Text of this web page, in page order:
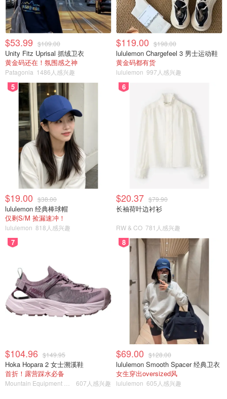
$53.99 $109.00
Unity Fitz Uprisal 抓绒卫衣
黄金码还在！氛围感之神
Patagonia 1486人感兴趣
$119.00 $198.00
lululemon Chargefeel 3 男士运动鞋
黄金码都有货
lululemon 997人感兴趣
5
$19.00 $38.00
lululemon 经典棒球帽
仅剩S/M 捡漏速冲！
lululemon 818人感兴趣
6
$20.37 $79.90
长袖荷叶边衬衫
RW & CO 781人感兴趣
7
$104.96 $149.95
Hoka Hopara 2 女士溯溪鞋
首折！露营踩水必备
607人感兴趣
8
$69.00 $128.00
lululemon Smooth Spacer 经典卫衣
女生穿出oversized风
lululemon 605人感兴趣